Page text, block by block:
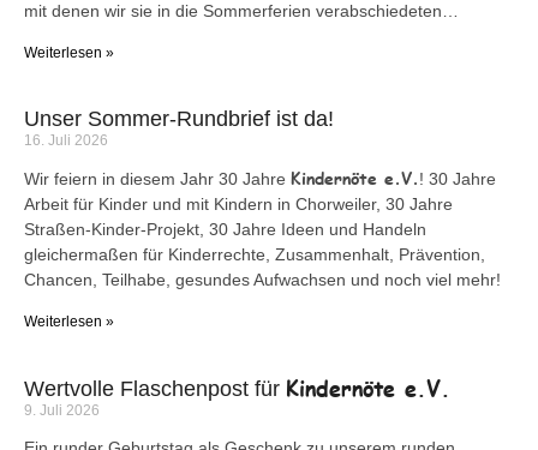
mit denen wir sie in die Sommerferien verabschiedeten…
Weiterlesen »
Unser Sommer-Rundbrief ist da!
16. Juli 2026
Wir feiern in diesem Jahr 30 Jahre Kindernöte e.V.! 30 Jahre
Arbeit für Kinder und mit Kindern in Chorweiler, 30 Jahre
Straßen-Kinder-Projekt, 30 Jahre Ideen und Handeln
gleichermaßen für Kinderrechte, Zusammenhalt, Prävention,
Chancen, Teilhabe, gesundes Aufwachsen und noch viel mehr!
Weiterlesen »
Wertvolle Flaschenpost für Kindernöte e.V.
9. Juli 2026